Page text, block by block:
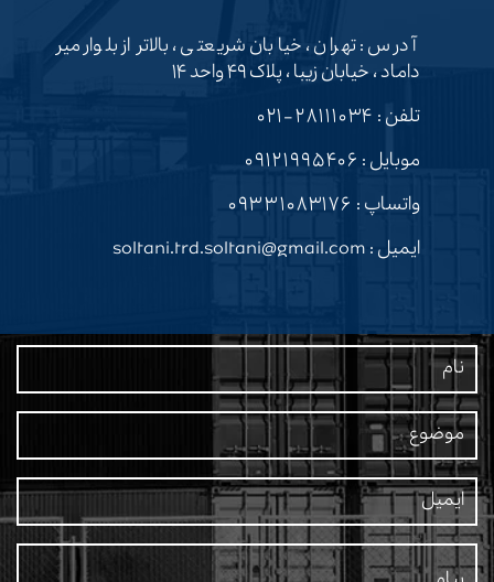
آدرس : تهران ، خیابان شریعتی ، بالاتر از بلوار میر
داماد ، خیابان زیبا ، پلاک ۴۹ واحد ۱۴
تلفن : ۲۸۱۱۱۰۳۴-۰۲۱
موبایل : ۰۹۱۲۱۹۹۵۴۰۶
واتساپ : ۰۹۳۳۱۰۸۳۱۷۶
ایمیل : soltani.trd.soltani@gmail.com